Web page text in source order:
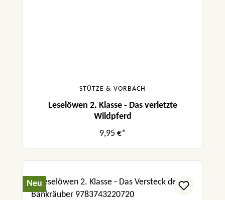
STÜTZE & VORBACH
Leselöwen 2. Klasse - Das verletzte
Wildpferd
9,95 €*
Neu